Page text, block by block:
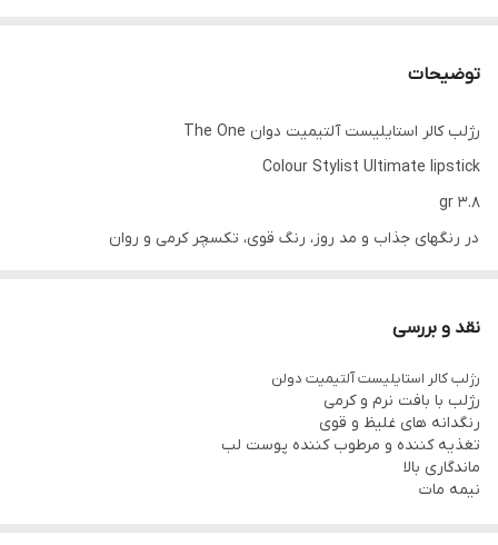
توضیحات
رژلب کالر استایلیست آلتیمیت دوان The One
Colour Stylist Ultimate lipstick
3.8 gr
در رنگهای جذاب و مد روز، رنگ قوی، تکسچر کرمی و روان
تنها با ضربه ای بر لب، بیانگر برجسته کردنی بی همتا و مرمری کردن لب
ها است و نشانه ای بینظیر از خود ارائه میدهد .
فرمولاسیونی جدید با پوشش طولانی
ثبتی جدید و علامت تجاری در لحظه برای عینیت دقیق آنچه که تعریف
نقد و بررسی
رژلب کالر استایلیست آلتیمیت دولن
رژلب با بافت نرم و کرمی
رنگدانه های غلیظ و قوی
تغذیه کننده و مرطوب کننده پوست لب
ماندگاری بالا
نیمه مات